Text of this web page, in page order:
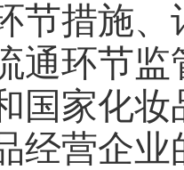
节措施
通环节
国家化
经营企